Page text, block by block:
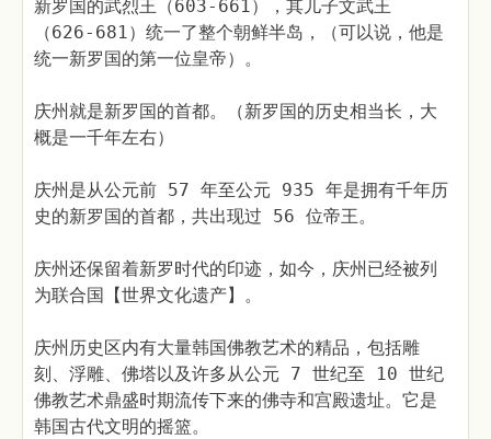
新罗国的武烈王（603-661），其儿子文武王
（626-681）统一了整个朝鲜半岛，（可以说，他是
统一新罗国的第一位皇帝）。
庆州就是新罗国的首都。（新罗国的历史相当长，大
概是一千年左右）
庆州是从公元前 57 年至公元 935 年是拥有千年历
史的新罗国的首都，共出现过 56 位帝王。
庆州还保留着新罗时代的印迹，如今，庆州已经被列
为联合国【世界文化遗产】。
庆州历史区内有大量韩国佛教艺术的精品，包括雕
刻、浮雕、佛塔以及许多从公元 7 世纪至 10 世纪
佛教艺术鼎盛时期流传下来的佛寺和宫殿遗址。它是
韩国古代文明的摇篮。